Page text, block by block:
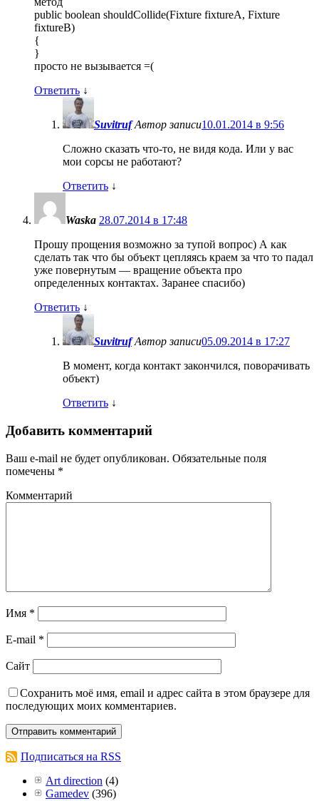
public boolean shouldCollide(Fixture fixtureA, Fixture
fixtureB)
{
}
просто не вызывается =(
Ответить ↓
Suvitruf Автор записи10.01.2014 в 9:56
Сложно сказать что-то, не видя кода. Или у вас
мои сорсы не работают?
Ответить ↓
Waska 28.07.2014 в 17:48
Прошу прощения возможно за тупой вопрос) А как
сделать так что бы объект цепляясь краем за что то падал
уже повернутым — вращение объекта про
определенных контактах. Заранее спасибо)
Ответить ↓
Suvitruf Автор записи05.09.2014 в 17:27
В момент, когда контакт закончился, поворачивать
объект)
Ответить ↓
Добавить комментарий
Ваш e-mail не будет опубликован. Обязательные поля
помечены *
Комментарий
Имя *
E-mail *
Сайт
Сохранить моё имя, email и адрес сайта в этом браузере для
последующих моих комментариев.
Подписаться на RSS
Art direction (4)
Gamedev (396)